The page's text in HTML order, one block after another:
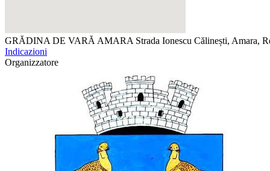
GRĂDINA DE VARĂ AMARA Strada Ionescu Călinești, Amara,
Indicazioni
Organizzatore